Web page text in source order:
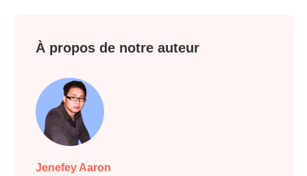
À propos de notre auteur
Jenefey Aaron